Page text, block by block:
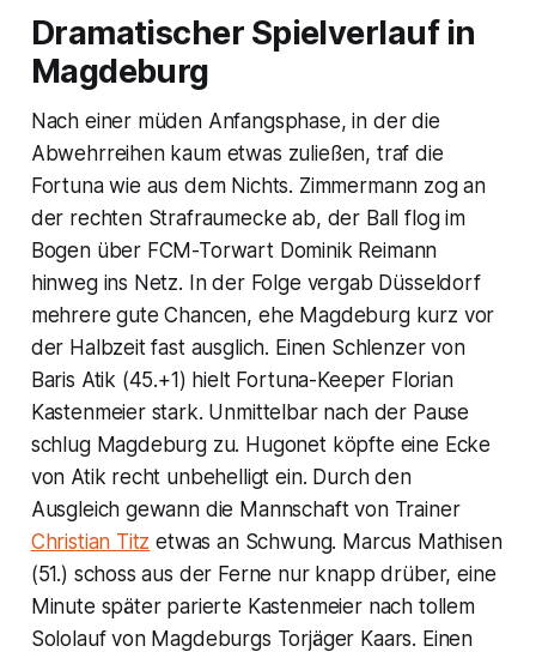
Dramatischer Spielverlauf in
Magdeburg
Nach einer müden Anfangsphase, in der die
Abwehrreihen kaum etwas zuließen, traf die
Fortuna wie aus dem Nichts. Zimmermann zog an
der rechten Strafraumecke ab, der Ball flog im
Bogen über FCM-Torwart Dominik Reimann
hinweg ins Netz. In der Folge vergab Düsseldorf
mehrere gute Chancen, ehe Magdeburg kurz vor
der Halbzeit fast ausglich. Einen Schlenzer von
Baris Atik (45.+1) hielt Fortuna-Keeper Florian
Kastenmeier stark. Unmittelbar nach der Pause
schlug Magdeburg zu. Hugonet köpfte eine Ecke
von Atik recht unbehelligt ein. Durch den
Ausgleich gewann die Mannschaft von Trainer
Christian Titz etwas an Schwung. Marcus Mathisen
(51.) schoss aus der Ferne nur knapp drüber, eine
Minute später parierte Kastenmeier nach tollem
Sololauf von Magdeburgs Torjäger Kaars. Einen